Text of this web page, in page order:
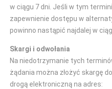
w ciągu 7 dni. Jeśli w tym
zapewnienie dostępu w
powinno nastąpić najdalej w
Skargi i odwołania
Na niedotrzymanie tych
żądania można złożyć skargę
drogą elektroniczną na adres: